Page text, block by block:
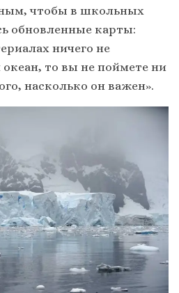
чтобы в школьных
обновленные карты:
ничего не
то вы не поймете ни
насколько он важен».